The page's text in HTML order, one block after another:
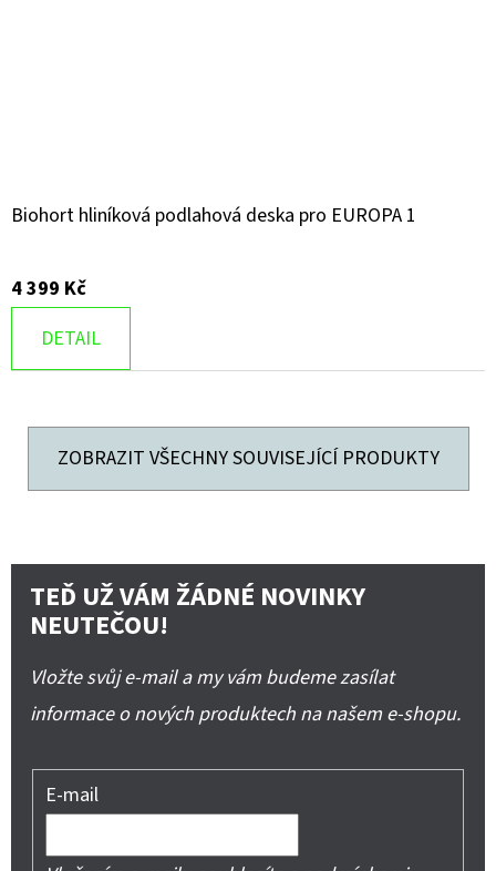
Biohort hliníková podlahová deska pro EUROPA 1
4 399 Kč
DETAIL
ZOBRAZIT VŠECHNY SOUVISEJÍCÍ PRODUKTY
TEĎ UŽ VÁM ŽÁDNÉ NOVINKY
NEUTEČOU!
Vložte svůj e-mail a my vám budeme zasílat
informace o nových produktech na našem e-shopu.
E-mail